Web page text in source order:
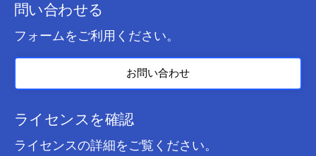
問い合わせる
フォームをご利用ください。
お問い合わせ
ライセンスを確認
ライセンスの詳細をご覧ください。